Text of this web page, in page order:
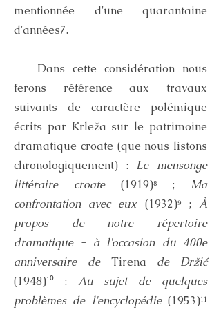
mentionnée d'une quarantaine
d'années7.
Dans cette considération nous
ferons référence aux travaux
suivants de caractère polémique
écrits par Krleža sur le patrimoine
dramatique croate (que nous listons
chronologiquement) : Le mensonge
littéraire croate (1919)⁸ ; Ma
confrontation avec eux(1932)⁹ ;À
propos de notre répertoire
dramatique - à l'occasion du 400e
anniversaire de Tirena de Držić
(1948)¹⁰ ; Au sujet de quelques
problèmes de l'encyclopédie (1953)¹¹